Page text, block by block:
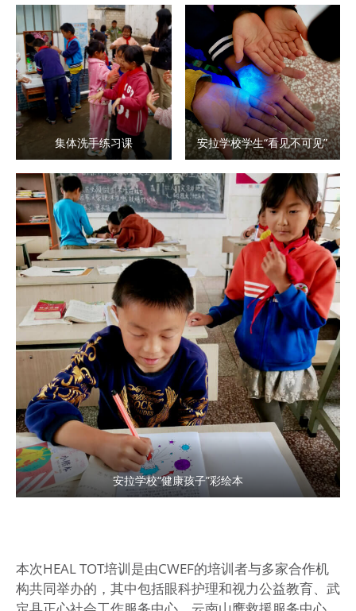
集体洗手练习课 安拉学校学生“看见不可见”
安拉学校“健康孩子”彩绘本
本次HEAL TOT培训是由CWEF的培训者与多家合作机
构共同举办的，其中包括眼科护理和视力公益教育、武